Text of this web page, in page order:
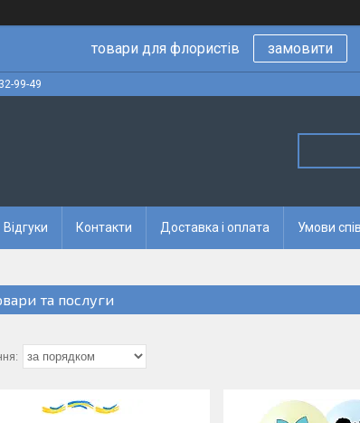
товари для флористів замовити
99-49
Відгуки Контакти Доставка і оплата Умови
та послуги